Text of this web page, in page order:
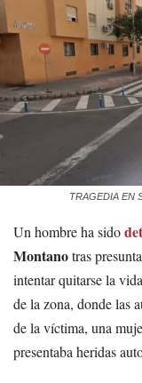
TRAGEDIA EN
Un hombre ha sido
Montanotras
intentar quitarse la
de la zona, donde las
de la víctima, una
presentaba heridas